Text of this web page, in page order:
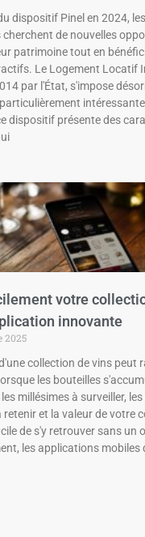
dispositif Pinel en 2024,
cherchent de nouvelles
patrimoine tout en
Le Logement Locatif
par l'État, s'impose
dispositif présente des
votre
innovante
2025
collection de vins peut
les bouteilles
millésimes à surveiller,
et la valeur de votre
de s'y retrouver sans un
les applications mobiles